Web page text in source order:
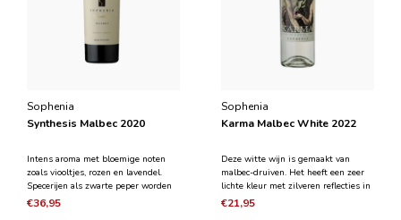
Sophenia
Synthesis Malbec 2020
Intens aroma met bloemige noten
zoals viooltjes, rozen en lavendel.
Specerijen als zwarte peper worden
gecombineerd met rijp rood fruit,
pruimen en kersen. De rijping op
€36,95
Sophenia
Karma Malbec White 2022
Deze witte wijn is gemaakt van
malbec-druiven. Het heeft een zeer
lichte kleur met zilveren reflecties in
het glas. Doordat er rode druiven
zijn gebruikt voor het maken van
€21,95